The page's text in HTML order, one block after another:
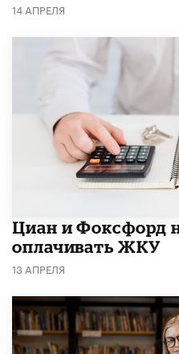
14 АПРЕЛЯ
Циан и Фоксфорд
оплачивать ЖКУ
13 АПРЕЛЯ